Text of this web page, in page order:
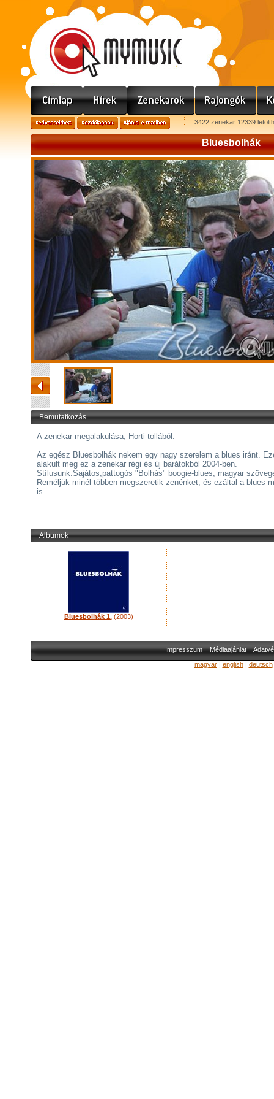
3422 zenekar 12339
Bluesbolhák
Bemutatkozás
A zenekar megalakulása, Horti tollából:
Az egész Bluesbolhák nekem egy nagy szerelem a blues iránt.
alakult meg ez a zenekar régi és új barátokból 2004-ben.
Stílusunk:Sajátos,pattogós "Bolhás" boogie-blues, magyar
Reméljük minél többen megszeretik zenénket, és ezáltal a blues
is.
Albumok
Bluesbolhák 1.(2003)
Impresszum Médiaajánlat
magyar| english| deutsch